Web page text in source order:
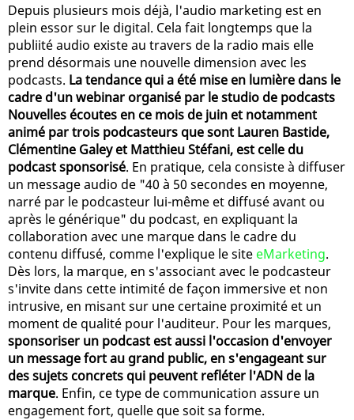
Depuis plusieurs mois déjà, l'audio marketing est en
plein essor sur le digital. Cela fait longtemps que la
publiité audio existe au travers de la radio mais elle
prend désormais une nouvelle dimension avec les
podcasts. La tendance qui a été mise en lumière dans le
cadre d'un webinar organisé par le studio de podcasts
Nouvelles écoutes en ce mois de juin et notamment
animé par trois podcasteurs que sont Lauren Bastide,
Clémentine Galey et Matthieu Stéfani, est celle du
podcast sponsorisé. En pratique, cela consiste à diffuser
un message audio de "40 à 50 secondes en moyenne,
narré par le podcasteur lui-même et diffusé avant ou
après le générique" du podcast, en expliquant la
collaboration avec une marque dans le cadre du
contenu diffusé, comme l'explique le site eMarketing.
Dès lors, la marque, en s'associant avec le podcasteur
s'invite dans cette intimité de façon immersive et non
intrusive, en misant sur une certaine proximité et un
moment de qualité pour l'auditeur. Pour les marques,
sponsoriser un podcast est aussi l'occasion d'envoyer
un message fort au grand public, en s'engageant sur
des sujets concrets qui peuvent refléter l'ADN de la
marque. Enfin, ce type de communication assure un
engagement fort, quelle que soit sa forme.